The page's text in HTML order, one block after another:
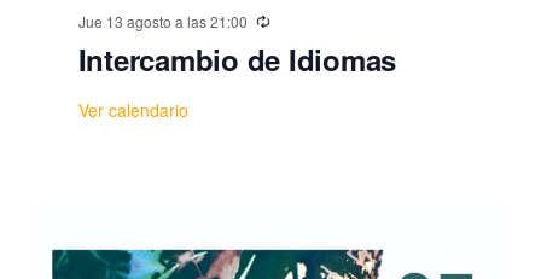
Jue 13 agosto a las 21:00
Intercambio de Idiomas
Ver calendario